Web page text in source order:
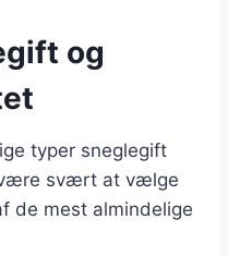
og
typer sneglegift
svært at vælge
de mest almindelige